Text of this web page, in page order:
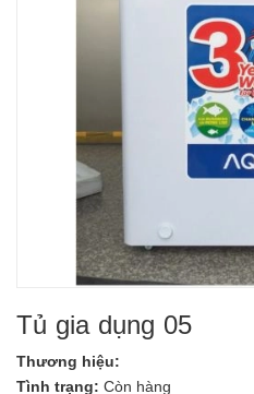
Tủ gia dụng 05
Thương hiệu:
Tình trạng: Còn hàng